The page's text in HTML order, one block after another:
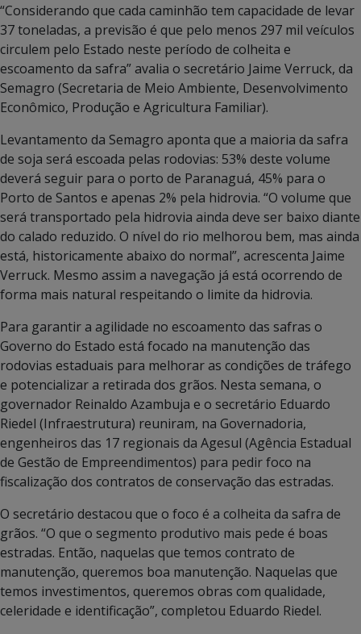
“Considerando que cada caminhão tem capacidade de levar
37 toneladas, a previsão é que pelo menos 297 mil veículos
circulem pelo Estado neste período de colheita e
escoamento da safra” avalia o secretário Jaime Verruck, da
Semagro (Secretaria de Meio Ambiente, Desenvolvimento
Econômico, Produção e Agricultura Familiar).
Levantamento da Semagro aponta que a maioria da safra
de soja será escoada pelas rodovias: 53% deste volume
deverá seguir para o porto de Paranaguá, 45% para o
Porto de Santos e apenas 2% pela hidrovia. “O volume que
será transportado pela hidrovia ainda deve ser baixo diante
do calado reduzido. O nível do rio melhorou bem, mas ainda
está, historicamente abaixo do normal”, acrescenta Jaime
Verruck. Mesmo assim a navegação já está ocorrendo de
forma mais natural respeitando o limite da hidrovia.
Para garantir a agilidade no escoamento das safras o
Governo do Estado está focado na manutenção das
rodovias estaduais para melhorar as condições de tráfego
e potencializar a retirada dos grãos. Nesta semana, o
governador Reinaldo Azambuja e o secretário Eduardo
Riedel (Infraestrutura) reuniram, na Governadoria,
engenheiros das 17 regionais da Agesul (Agência Estadual
de Gestão de Empreendimentos) para pedir foco na
fiscalização dos contratos de conservação das estradas.
O secretário destacou que o foco é a colheita da safra de
grãos. “O que o segmento produtivo mais pede é boas
estradas. Então, naquelas que temos contrato de
manutenção, queremos boa manutenção. Naquelas que
temos investimentos, queremos obras com qualidade,
celeridade e identificação”, completou Eduardo Riedel.